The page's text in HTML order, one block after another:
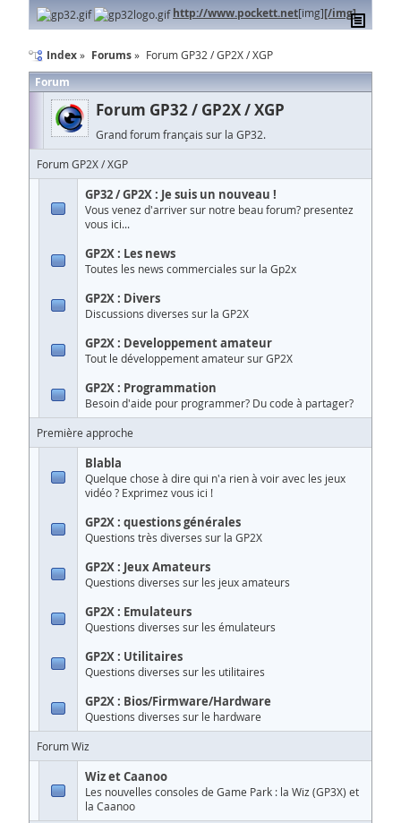
http://www.pockett.net[img][/img]
Index Forums Forum GP32 / GP2X / XGP
Forum
Forum GP32 / GP2X / XGP
Grand forum français sur la GP32.
Forum GP2X / XGP
GP32 / GP2X : Je suis un nouveau !
Vous venez d'arriver sur notre beau forum? presentez
vous ici...
GP2X : Les news
Toutes les news commerciales sur la Gp2x
GP2X : Divers
Discussions diverses sur la GP2X
GP2X : Developpement amateur
Tout le développement amateur sur GP2X
GP2X : Programmation
Besoin d'aide pour programmer? Du code à partager?
Première approche
Blabla
Quelque chose à dire qui n'a rien à voir avec les jeux
vidéo ? Exprimez vous ici !
GP2X : questions générales
Questions très diverses sur la GP2X
GP2X : Jeux Amateurs
Questions diverses sur les jeux amateurs
GP2X : Emulateurs
Questions diverses sur les émulateurs
GP2X : Utilitaires
Questions diverses sur les utilitaires
GP2X : Bios/Firmware/Hardware
Questions diverses sur le hardware
Forum Wiz
Wiz et Caanoo
Les nouvelles consoles de Game Park : la Wiz (GP3X) et
la Caanoo